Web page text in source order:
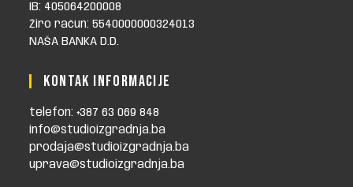
IB: 405064200008
Žiro račun: 5540000000324013
NAŠA BANKA D.D.
KONTAK INFORMACIJE
telefon: +387 63 069 848
info@studioizgradnja.ba
prodaja@studioizgradnja.ba
uprava@studioizgradnja.ba